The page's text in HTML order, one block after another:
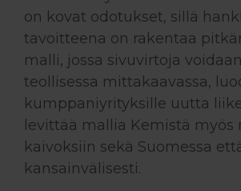
on kovat odotukset, sillä
tavoitteena on rakentaa
malli, jossa sivuvirtoja
teollisessa mittakaavassa,
kumppaniyrityksille uutta
levittää mallia Kemistä myös
kaivoksiin sekä Suomessa
kansainvälisesti.